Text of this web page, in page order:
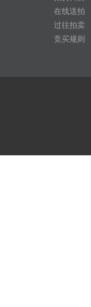
在线送拍
过往拍卖
竞买规则